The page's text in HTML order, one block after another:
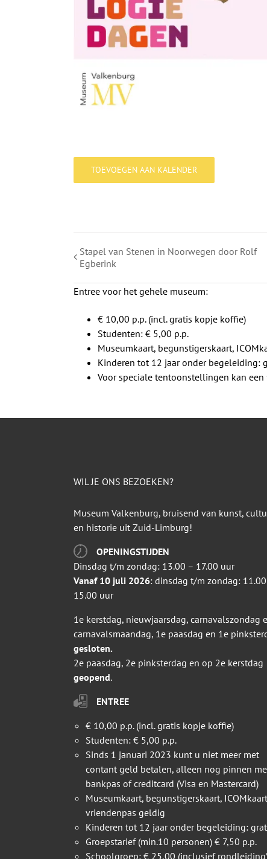
TOEVOEGEN AAN KALENDER
Stapel van Stenen in Noorwegen door Rolf
Egberink
Entree voor het gehele museum:
€ 10,00 p.p. (incl. gratis kopje koffie)
Studenten: € 5,00 p.p.
Museumkaart, begunstigerskaart,
Kinderen tot 12 jaar onder begeleiding:
Voor speciale tentoonstellingen kan
WIL JE ONS BEZOEKEN?
Museum Valkenburg, bruisend van kunst,
en historie uit Zuid-Limburg!
OPENINGSTIJDEN
Dinsdag t/m zondag: 13.00 – 17.00 uur
Vanaf 10 juli 2026: dinsdag t/m zondag:
15.00 uur
1e kerstdag, nieuwjaarsdag, carnavalszondag
carnavalsmaandag, 1e paasdag en 1e
gesloten.
2e paasdag, 2e pinksterdag en op 2e kerstdag
geopend.
ENTREE
€ 10,00 p.p. (incl. gratis kopje koffie)
Studenten: € 5,00 p.p.
Sinds 1 januari 2023 kunt u niet meer met
contant geld betalen, alleen nog pinnen
bankpas of creditcard (Visa en Mastercard)
Museumkaart, begunstigerskaart,
vriendenpas geldig
Kinderen tot 12 jaar onder begeleiding:
Groepstarief (min.10 personen) € 7,50 p.p.
Schoolgroep: € 25,00 (inclusief